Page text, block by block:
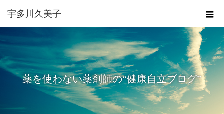
宇多川久美子
薬を使わない薬剤師の“健康自立ブログ”